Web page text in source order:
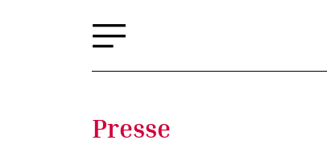
Presse